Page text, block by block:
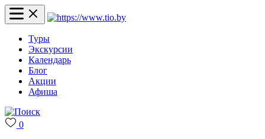
Туры
Экскурсии
Календарь
Блог
Акции
Афиша
0